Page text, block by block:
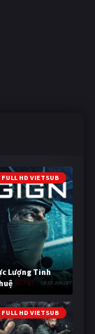
FULL HD VIETSUB
Lượng Tinh
FULL HD VIETSUB